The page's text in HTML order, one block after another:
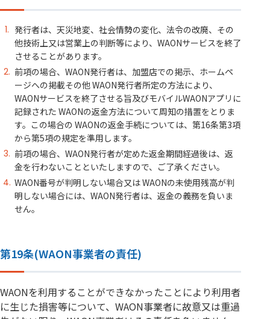
発行者は、天災地変、社会情勢の変化、法令の改廃、その
他技術上又は営業上の判断等により、WAONサービスを終了
させることがあります。
前項の場合、WAON発行者は、加盟店での掲示、ホームペ
ージへの掲載その他 WAON発行者所定の方法により、
WAONサービスを終了させる旨及びモバイルWAONアプリに
記録された WAONの返金方法について周知の措置をとりま
す。この場合の WAONの返金手続については、第16条第3項
から第5項の規定を準用します。
前項の場合、WAON発行者が定めた返金期間経過後は、返
金を行わないことといたしますので、ご了承ください。
WAON番号が判明しない場合又は WAONの未使用残高が判
明しない場合には、WAON発行者は、返金の義務を負いま
せん。
第19条(WAON事業者の責任)
WAONを利用することができなかったことにより利用者
に生じた損害等について、WAON事業者に故意又は重過